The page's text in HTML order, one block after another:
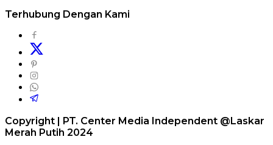
Terhubung Dengan Kami
Copyright | PT. Center Media Independent @Laskar
Merah Putih 2024